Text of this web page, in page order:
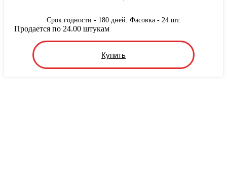
Срок годности - 180 дней. Фасовка - 24 шт.
Купить
Продается по 24.00 штукам